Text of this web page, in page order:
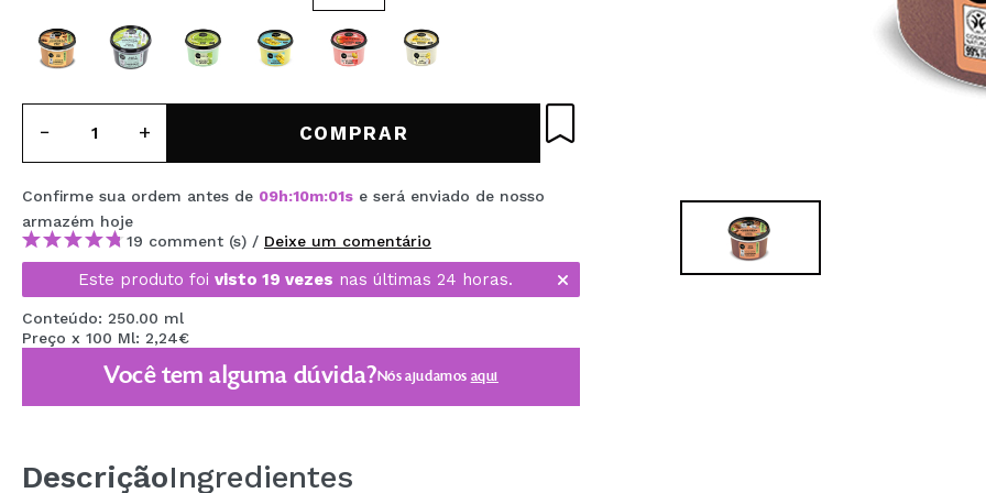
MAQUIFARMA
KOREA ZONE
TRAVEL SIZE
NATURE
DESCONTOS
OUTLET
ELES VOLTARAM!
EM BREVE
BLOG
COMPRAR
Confirme sua ordem antes de 09h:10m:01s e será enviado de nosso
armazém hoje
19 comment (s) / Deixe um comentário
Este produto foi visto 19 vezes nas últimas 24 horas.
Conteúdo: 250.00 ml
Preço x 100 Ml: 2,24€
Você tem alguma dúvida?Nós ajudamos aqui
DescriçãoIngredientes